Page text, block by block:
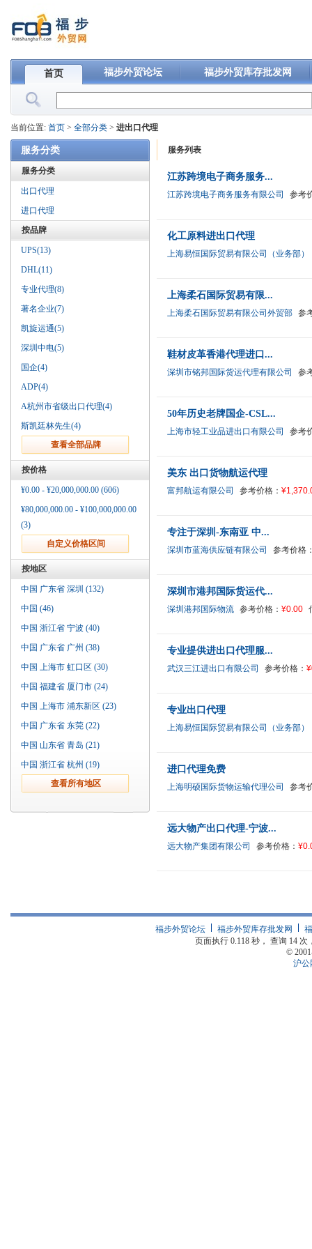
首页 福步外贸论坛 福步外贸库存批发网
当前位置: 首页 > 全部分类 > 进出口代理
服务分类
服务分类
出口代理
进口代理
按品牌
UPS(13)
DHL(11)
专业代理(8)
著名企业(7)
凯旋运通(5)
深圳中电(5)
国企(4)
ADP(4)
A杭州市省级出口代理(4)
斯凯廷林先生(4)
按价格
¥0.00 - ¥20,000,000.00 (606)
¥80,000,000.00 - ¥100,000,000.00
(3)
按地区
中国 广东省 深圳 (132)
中国 (46)
中国 浙江省 宁波 (40)
中国 广东省 广州 (38)
中国 上海市 虹口区 (30)
中国 福建省 厦门市 (24)
中国 上海市 浦东新区 (23)
中国 广东省 东莞 (22)
中国 山东省 青岛 (21)
中国 浙江省 杭州 (19)
服务列表
江苏跨境电子商务服务...
江苏跨境电子商务服务有限公司 参考
化工原料进出口代理
上海易恒国际贸易有限公司（业务部）
上海柔石国际贸易有限...
上海柔石国际贸易有限公司外贸部 参
鞋材皮革香港代理进口...
深圳市铭邦国际货运代理有限公司 参
50年历史老牌国企-CSL...
上海市轻工业品进出口有限公司 参考
美东 出口货物航运代理
富邦航运有限公司 参考价格：
专注于深圳-东南亚 中...
深圳市蓝海供应链有限公司 参考价格
深圳市港邦国际货运代...
深圳港邦国际物流 参考价格： ¥0.00
专业提供进出口代理服...
武汉三江进出口有限公司 参考价格：
专业出口代理
上海易恒国际贸易有限公司（业务部）
进口代理免费
上海明硕国际货物运输代理公司 参考
远大物产出口代理-宁波...
远大物产集团有限公司 参考价格：
福步外贸论坛 福步外贸库存批发网
页面执行 0.118 秒， 查询 14
©
沪公